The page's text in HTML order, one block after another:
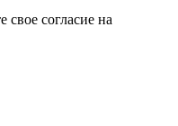
согласие на